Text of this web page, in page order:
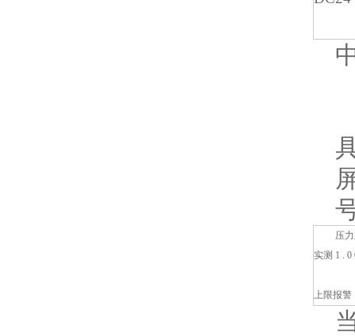
压
实测 1 . 0
上限报警